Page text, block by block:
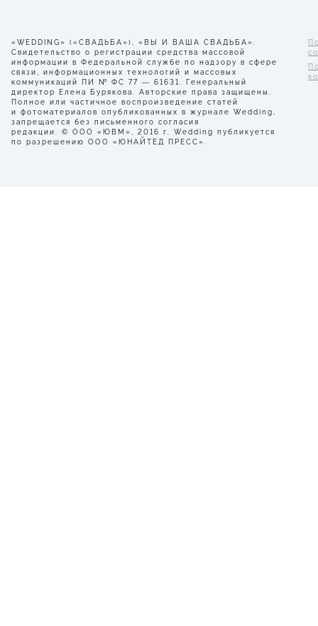
«WEDDING» («СВАДЬБА»), «ВЫ И ВАША СВАДЬБА».
Свидетельство о регистрации средства массовой
информации в Федеральной службе по надзору в сфере
связи, информационных технологий и массовых
коммуникаций ПИ № ФС 77 — 61631. Генеральный
директор Елена Бурякова. Авторские права защищены.
Полное или частичное воспроизведение статей
и фотоматериалов опубликованных в журнале Wedding,
запрещается без письменного согласия
редакции. © ООО «ЮВМ», 2016 г. Wedding публикуется
по разрешению ООО «ЮНАЙТЕД ПРЕСС».